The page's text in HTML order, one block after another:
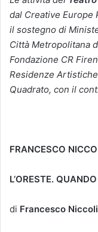
dal Creative Europe
il sostegno di
Città Metropolitana
Fondazione CR
Residenze
Quadrato, con il
FRANCESCO
L’ORESTE.
di Francesco